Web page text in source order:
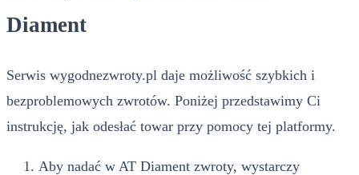
Diament
Serwis wygodnezwroty.pl daje możliwość szybkich i
bezproblemowych zwrotów. Poniżej przedstawimy Ci
instrukcję, jak odesłać towar przy pomocy tej platformy.
Aby nadać w AT Diament zwroty, wystarczy